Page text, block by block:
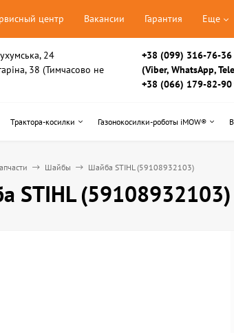
центр Вакансии Гарантия Еще
24
38 (Тимчасово не
+38 (099) 316-76-36
(Viber, WhatsApp,
+38 (066) 179-82-90
Трактора-косилки Газонокосилки-роботы iMOW®
Шайбы Шайба STIHL (59108932103)
STIHL (59108932103)